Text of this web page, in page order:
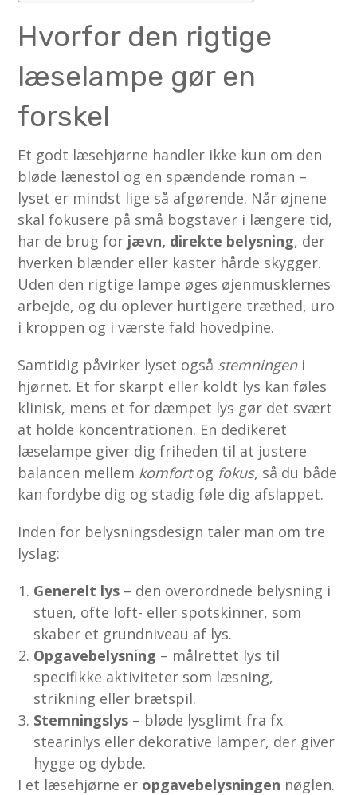
Hvorfor den rigtige
læselampe gør en
forskel
Et godt læsehjørne handler ikke kun om den
bløde lænestol og en spændende roman –
lyset er mindst lige så afgørende. Når øjnene
skal fokusere på små bogstaver i længere tid,
har de brug for jævn, direkte belysning, der
hverken blænder eller kaster hårde skygger.
Uden den rigtige lampe øges øjenmusklernes
arbejde, og du oplever hurtigere træthed, uro
i kroppen og i værste fald hovedpine.
Samtidig påvirker lyset også stemningeni
hjørnet. Et for skarpt eller koldt lys kan føles
klinisk, mens et for dæmpet lys gør det svært
at holde koncentrationen. En dedikeret
læselampe giver dig friheden til at justere
balancen mellem komfortog fokus, så du både
kan fordybe dig og stadig føle dig afslappet.
Inden for belysningsdesign taler man om tre
lyslag:
Generelt lys – den overordnede belysning i
stuen, ofte loft- eller spotskinner, som
skaber et grundniveau af lys.
Opgavebelysning – målrettet lys til
specifikke aktiviteter som læsning,
strikning eller brætspil.
Stemningslys – bløde lysglimt fra fx
stearinlys eller dekorative lamper, der giver
hygge og dybde.
I et læsehjørne er opgavebelysningen nøglen.